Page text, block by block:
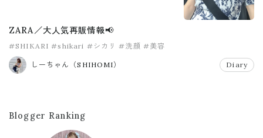
ZARA／大人気再販情報📢
#SHIKARI #shikari #シカリ #洗顔 #美容
しーちゃん（SHIHOMI） Diary
Blogger Ranking